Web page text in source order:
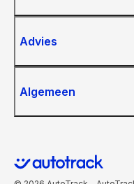
Advies
Algemeen